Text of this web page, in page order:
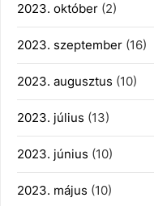
2023. október (2)
2023. szeptember (16)
2023. augusztus (10)
2023. július (13)
2023. június (10)
2023. május (10)